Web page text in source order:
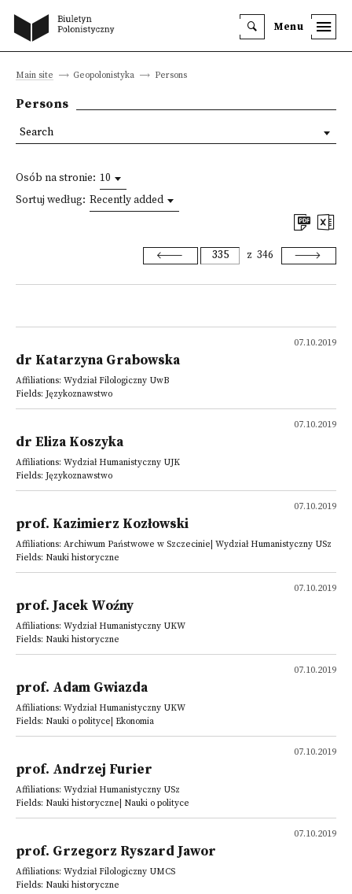
Menu
Main site Geopolonistyka Persons
Persons
Osób na stronie: 10
Sortuj według: Recently added
z 346
07.10.2019
dr Katarzyna Grabowska
Affiliations: Wydział Filologiczny UwB
Fields: Językoznawstwo
07.10.2019
dr Eliza Koszyka
Affiliations: Wydział Humanistyczny UJK
Fields: Językoznawstwo
07.10.2019
prof. Kazimierz Kozłowski
Affiliations: Archiwum Państwowe w Szczecinie| Wydział Humanistyczny USz
Fields: Nauki historyczne
07.10.2019
prof. Jacek Woźny
Affiliations: Wydział Humanistyczny UKW
Fields: Nauki historyczne
07.10.2019
prof. Adam Gwiazda
Affiliations: Wydział Humanistyczny UKW
Fields: Nauki o polityce| Ekonomia
07.10.2019
prof. Andrzej Furier
Affiliations: Wydział Humanistyczny USz
Fields: Nauki historyczne| Nauki o polityce
07.10.2019
prof. Grzegorz Ryszard Jawor
Affiliations: Wydział Filologiczny UMCS
Fields: Nauki historyczne
Search